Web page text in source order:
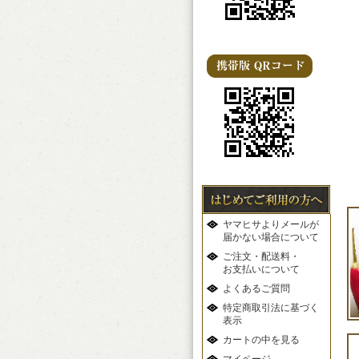
ヤマヒサよりメールが
届かない場合について
ご注文・配送料・
お支払いについて
よくあるご質問
特定商取引法に基づく
表示
カートの中を見る